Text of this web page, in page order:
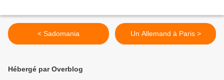
< Sadomania Un Allemand à Paris >
Hébergé par Overblog